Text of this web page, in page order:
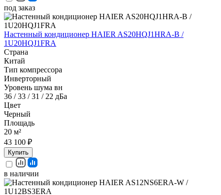
под заказ
Настенный кондиционер HAIER AS20HQJ1HRA-B /
1U20HQJ1FRA
Страна
Китай
Тип компрессора
Инверторный
Уровень шума вн
36 / 33 / 31 / 22 дБа
Цвет
Черный
Площадь
20 м²
43 100 ₽
Купить
в наличии